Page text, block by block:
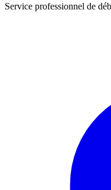
Service professionnel de